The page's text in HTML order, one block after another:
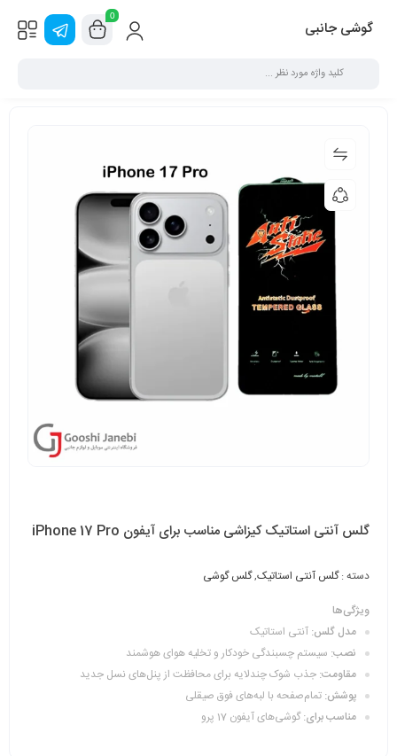
گوشی جانبی
0
گلس آنتی استاتیک کیزاشی مناسب برای آیفون iPhone 17 Pro
دسته :گلس آنتی استاتیک,گلس گوشی
ویژگی‌ها
مدل گلس: آنتی استاتیک
نصب: سیستم چسبندگی خودکار و تخلیه هوای هوشمند
مقاومت: جذب شوک چندلایه برای محافظت از پنل‌های نسل جدید
پوشش: تمام‌صفحه با لبه‌های فوق صیقلی
مناسب برای:گوشی‌های آیفون 17 پرو